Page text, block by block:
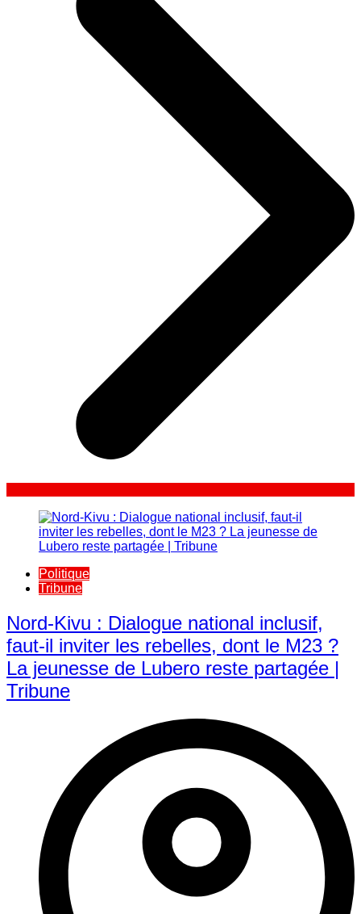
Politique
Tribune
Nord-Kivu : Dialogue national inclusif,
faut-il inviter les rebelles, dont le M23 ?
La jeunesse de Lubero reste partagée |
Tribune